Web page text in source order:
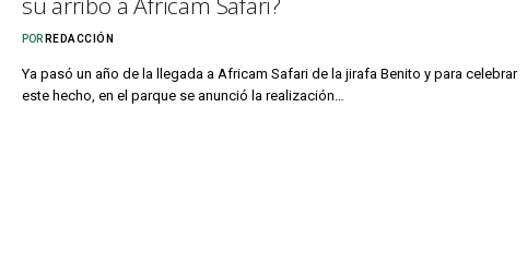
POR REDACCIÓN
Ya pasó un año de la llegada a Africam Safari de la jirafa Benito y para celebrar
este hecho, en el parque se anunció la realización…